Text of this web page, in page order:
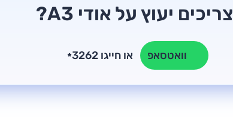
צריכים יעוץ על אודי A3?
וואטסאפ * או חייגו 3262